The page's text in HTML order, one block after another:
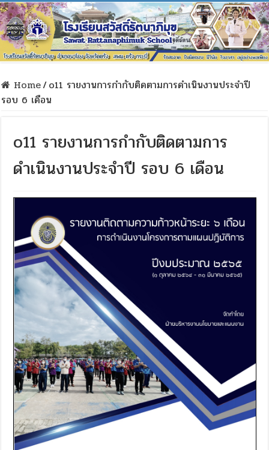
Home/o11 รายงานการกำกับติดตามการดำเนินงานประจำปี
รอบ 6 เดือน
o11 รายงานการกำกับติดตามการ
ดำเนินงานประจำปี รอบ 6 เดือน